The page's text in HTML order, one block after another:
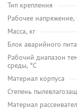
Тип крепления
Рабочее напряжение,
Масса, кг
Блок аварийного
Рабочий диапазон
среды, °C
Материал корпуса
Степень
Материал